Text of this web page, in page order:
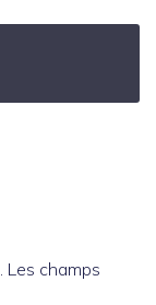
Les champs